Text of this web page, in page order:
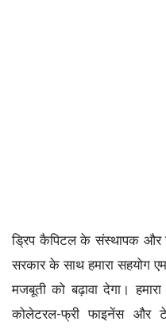
ड्रिप कैपिटल के संस्थापक और
सरकार के साथ हमारा सहयोग
मजबूती को बढ़ावा देगा।
कोलेटरल-फ्री फाइनेंस और